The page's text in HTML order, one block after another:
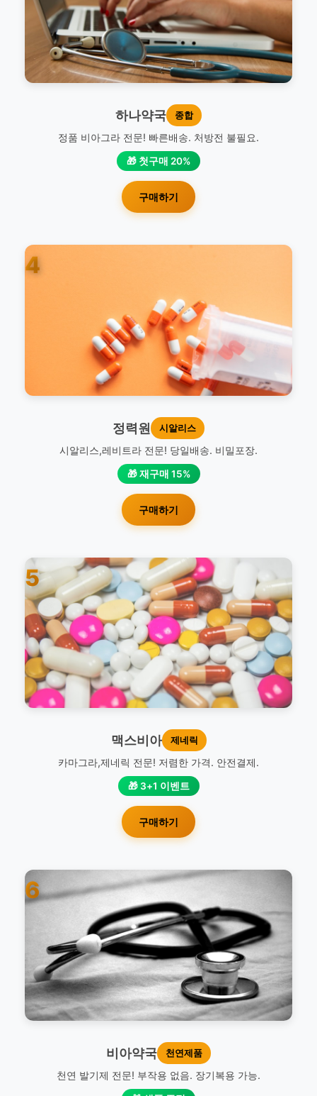
하나약국 종합
정품 비아그라 전문! 빠른배송. 처방전 불필요.
🎁 첫구매 20%
구매하기
4
정력원 시알리스
시알리스,레비트라 전문! 당일배송. 비밀포장.
🎁 재구매 15%
구매하기
5
맥스비아 제네릭
카마그라,제네릭 전문! 저렴한 가격. 안전결제.
🎁 3+1 이벤트
구매하기
6
비아약국 천연제품
천연 발기제 전문! 부작용 없음. 장기복용 가능.